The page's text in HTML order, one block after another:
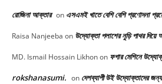
রোজিনা আক্তার on এসএমই খাতে বেশি বেশি প্রণোদনা
Raisa Nanjeeba on উদ্যোক্তা পলাশের নুড়ি পাথর দিয়ে
MD. Ismail Hossain Likhonon ফগার মেশিনে
rokshanasumi. on দেশব্যাপী উই উদ্যোক্তাদের